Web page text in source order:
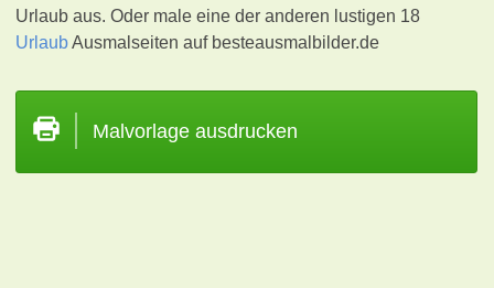
Urlaub aus. Oder male eine der anderen lustigen 18
UrlaubAusmalseiten auf besteausmalbilder.de
Malvorlage ausdrucken